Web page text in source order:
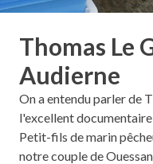
Thomas Le
Audierne
On a entendu parler de
l'excellent
Petit-fils de marin
notre couple de